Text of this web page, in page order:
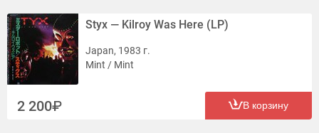
Styx — Kilroy Was Here (LP)
Japan, 1983 г.
Mint / Mint
2 200 В корзину